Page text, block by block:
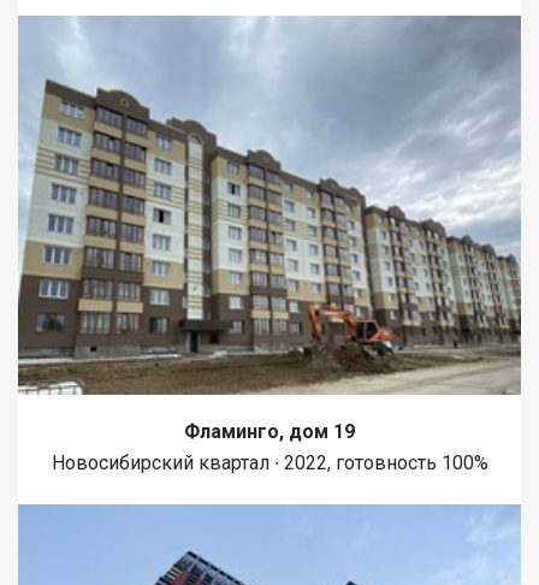
Фламинго, дом 19
Новосибирский квартал ∙ 2022, готовность 100%